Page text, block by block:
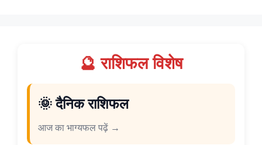
🔮 राशिफल विशेष
🌞 दैनिक राशिफल
आज का भाग्यफल पढ़ें →